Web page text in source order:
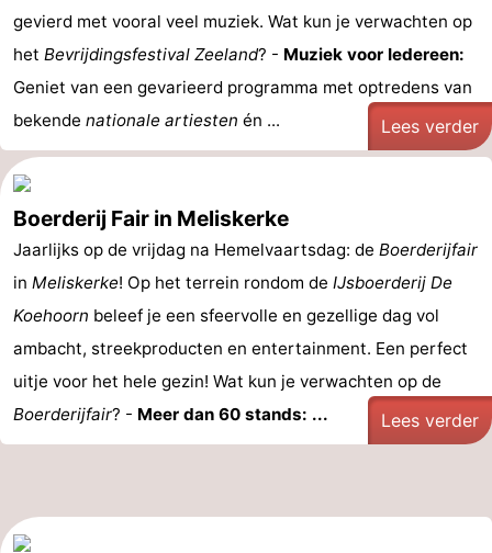
gevierd met vooral veel muziek. Wat kun je verwachten op
het Bevrijdingsfestival Zeeland? - Muziek voor Iedereen:
Geniet van een gevarieerd programma met optredens van
bekende nationale artiesten én ... Lees verder
Boerderij Fair in Meliskerke
Jaarlijks op de vrijdag na Hemelvaartsdag: de Boerderijfair
in Meliskerke! Op het terrein rondom de IJsboerderij De
Koehoorn beleef je een sfeervolle en gezellige dag vol
ambacht, streekproducten en entertainment. Een perfect
uitje voor het hele gezin! Wat kun je verwachten op de
Boerderijfair? - Meer dan 60 stands: ... Lees verder